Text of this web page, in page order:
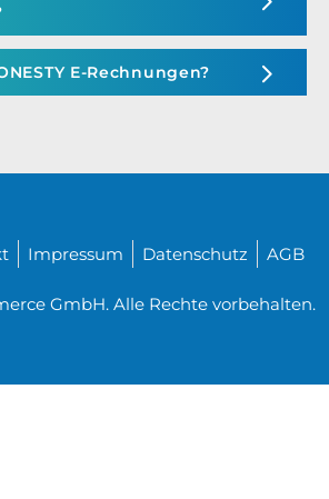
E-Rechnungen?
GmbH. Alle Rechte vorbehalten.
Impressum Datenschutz AGB